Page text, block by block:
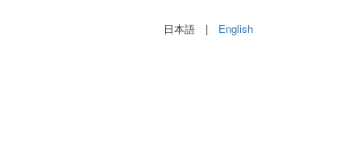
日本語 | English